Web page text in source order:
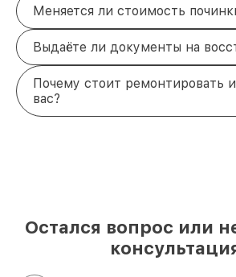
Меняется ли стоимость
Выдаёте ли документы на
Почему стоит ремонтировать
вас?
Остался вопрос или